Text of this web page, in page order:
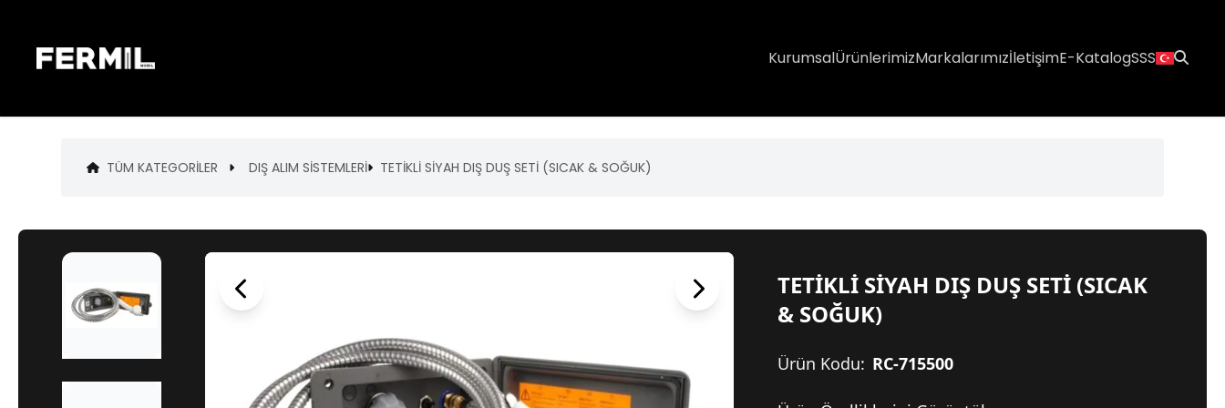
KurumsalÜrünlerimizMarkalarımızİletişimE-KatalogSSS
TÜM KATEGORILER DIŞ ALIM SİSTEMLERİ TETİKLİ SİYAH DIŞ DUŞ SETİ (SICAK & SOĞUK)
TETİKLİ SİYAH DIŞ DUŞ SETİ (SICAK
& SOĞUK)
Ürün Kodu: RC-715500